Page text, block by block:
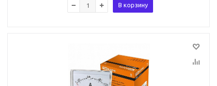
В корзину